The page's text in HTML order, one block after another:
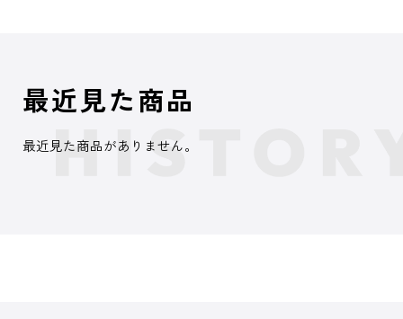
最近見た商品
最近見た商品がありません。